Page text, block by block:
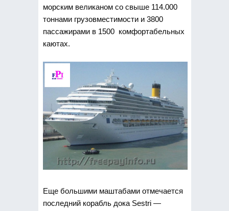
морским великаном со свыше 114.000
тоннами грузовместимости и 3800
пассажирами в 1500 комфортабельных
каютах.
Еще большими маштабами отмечается
последний корабль дока Sestri —